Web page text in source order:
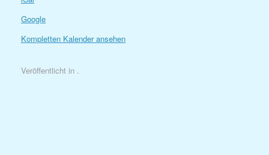
Google
Kompletten Kalender ansehen
Veröffentlicht in .